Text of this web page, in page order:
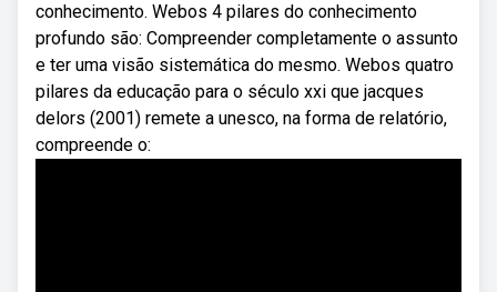
conhecimento. Webos 4 pilares do conhecimento
profundo são: Compreender completamente o assunto
e ter uma visão sistemática do mesmo. Webos quatro
pilares da educação para o século xxi que jacques
delors (2001) remete a unesco, na forma de relatório,
compreende o: